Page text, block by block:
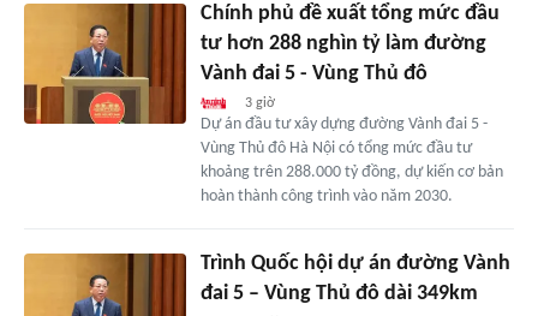
Chính phủ đề xuất tổng mức đầu
tư hơn 288 nghìn tỷ làm đường
Vành đai 5 - Vùng Thủ đô
3 giờ
Dự án đầu tư xây dựng đường Vành đai 5 -
Vùng Thủ đô Hà Nội có tổng mức đầu tư
khoảng trên 288.000 tỷ đồng, dự kiến cơ bản
hoàn thành công trình vào năm 2030.
Trình Quốc hội dự án đường Vành
đai 5 – Vùng Thủ đô dài 349km